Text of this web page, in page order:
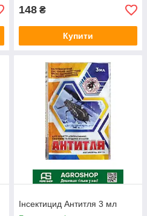
148 ₴
Купити
Інсектицид Антитля 3 мл